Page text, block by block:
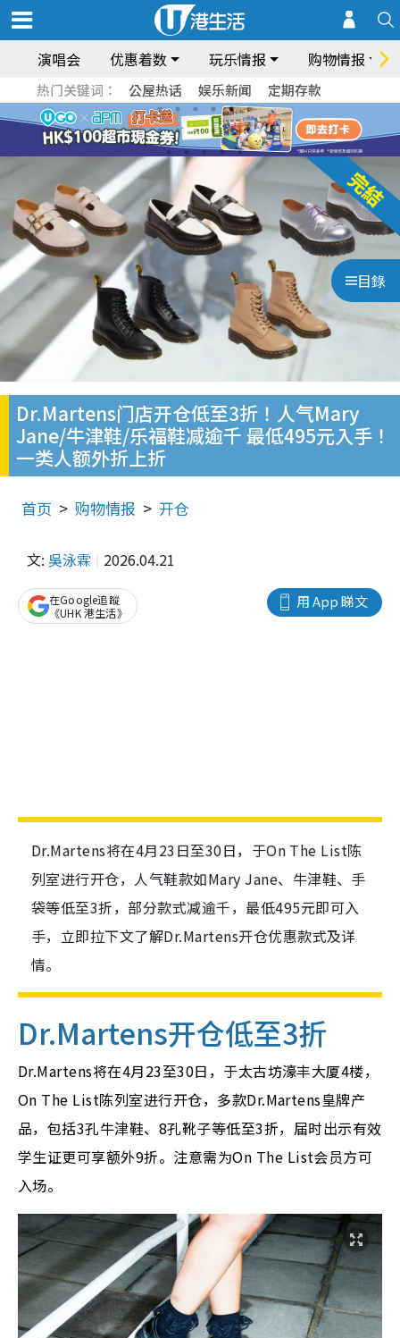
演唱会 优惠着数 玩乐情报 购物情报
热门关键词： 公屋热话 娱乐新闻 定期存款
目錄
Dr.Martens门店开仓低至3折！人气Mary
Jane/牛津鞋/乐福鞋减逾千 最低495元入手！
一类人额外折上折
首页 购物情报 开仓
文: 吳泳霖 2026.04.21
用 App 睇文
在Google追蹤
《UHK 港生活》
Dr.Martens将在4月23日至30日，于On The List陈
列室进行开仓，人气鞋款如Mary Jane、牛津鞋、手
袋等低至3折，部分款式减逾千，最低495元即可入
手，立即拉下文了解Dr.Martens开仓优惠款式及详
情。
Dr.Martens开仓低至3折
Dr.Martens将在4月23至30日，于太古坊濠丰大厦4楼，
On The List陈列室进行开仓，多款Dr.Martens皇牌产
品，包括3孔牛津鞋、8孔靴子等低至3折，届时出示有效
学生证更可享额外9折。注意需为On The List会员方可
入场。